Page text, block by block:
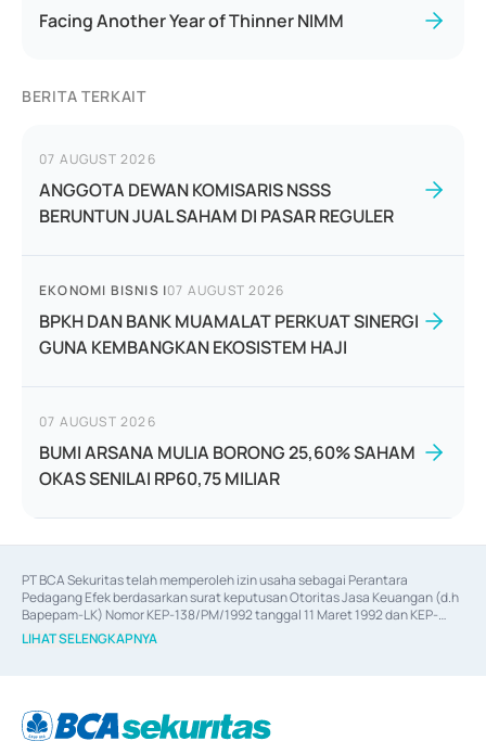
Facing Another Year of Thinner NIMM
BERITA TERKAIT
07 AUGUST 2026
ANGGOTA DEWAN KOMISARIS NSSS
BERUNTUN JUAL SAHAM DI PASAR REGULER
EKONOMI BISNIS |07 AUGUST 2026
BPKH DAN BANK MUAMALAT PERKUAT SINERGI
GUNA KEMBANGKAN EKOSISTEM HAJI
07 AUGUST 2026
BUMI ARSANA MULIA BORONG 25,60% SAHAM
OKAS SENILAI RP60,75 MILIAR
PT BCA Sekuritas telah memperoleh izin usaha sebagai Perantara
Pedagang Efek berdasarkan surat keputusan Otoritas Jasa Keuangan (d.h
Bapepam-LK) Nomor KEP-138/PM/1992 tanggal 11 Maret 1992 dan KEP-
06/D.04/2014 tanggal 28 Februari 2014, izin usaha sebagai Penjamin Emisi
Efek berdasarkan surat keputusan Otoritas Jasa Keuangan Nomor KEP-
berdasarkan surat keputusan Otoritas Jasa Keuangan Nomor S-
67/PM.21/2017 tanggal 3 Februari 2017, dan beberapa izin usaha lainnya
LIHAT SELENGKAPNYA